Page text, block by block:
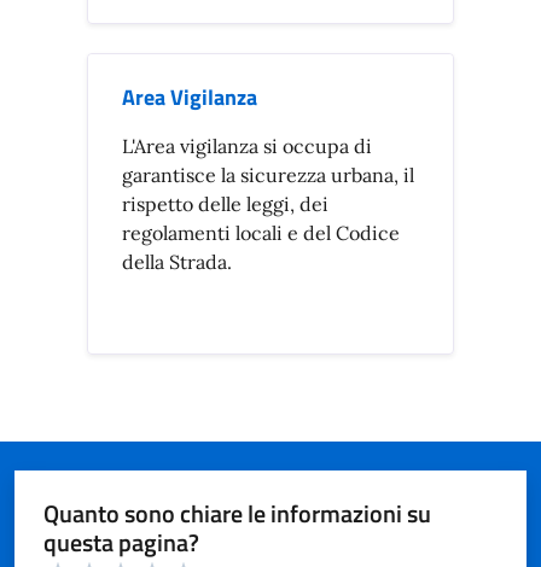
Area Vigilanza
L'Area vigilanza si occupa di
garantisce la sicurezza urbana, il
rispetto delle leggi, dei
regolamenti locali e del Codice
della Strada.
Quanto sono chiare le informazioni su
questa pagina?